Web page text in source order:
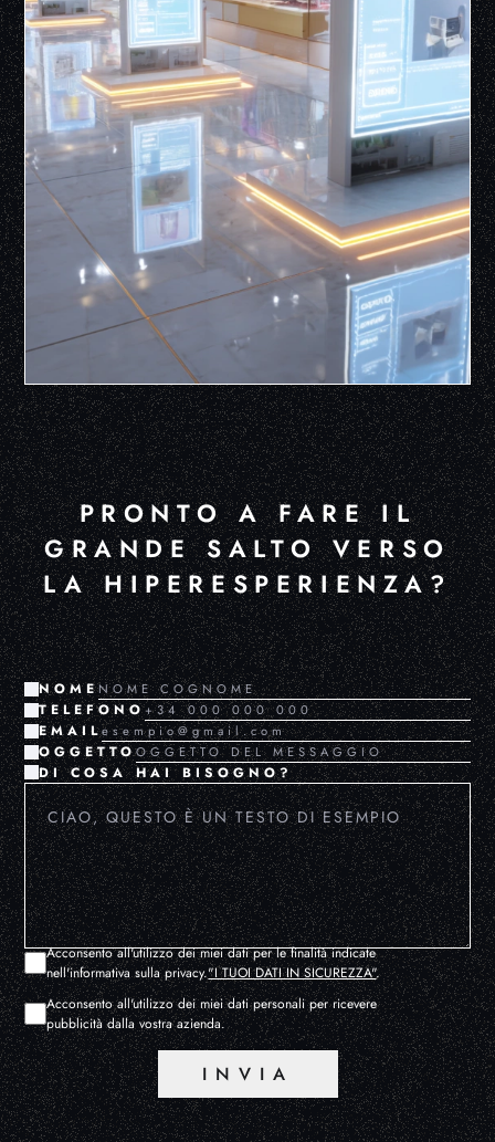
PRONTO A FARE IL
GRANDE SALTO VERSO
LA HIPERESPERIENZA?
NOME
TELEFONO
EMAIL
OGGETTO
DI COSA HAI BISOGNO?
Acconsento all'utilizzo dei miei dati per le finalità indicate
nell'informativa sulla privacy."I TUOI DATI IN SICUREZZA".
Acconsento all'utilizzo dei miei dati personali per ricevere
pubblicità dalla vostra azienda.
INVIA